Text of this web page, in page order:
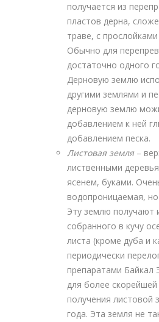
получается из
пластов дерна,
траве, с
Обычно для
достаточно одного
Дерновую землю
другими землями и
дерновую землю
добавлением к ней
добавлением песка.
Листовая земля –
лиственными
ясенем, буками.
водопроницаемая,
Эту землю получают
собранного в кучу
листа (кроме дуба и
периодически
препаратами Байкал
для более
получения листовой
года. Эта земля не